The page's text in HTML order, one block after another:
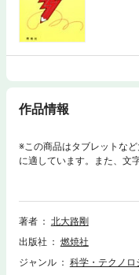
作品情報
※この商品はタブレットな
に適しています。また、文
ト、検索、辞書の参照、引
され『SI単位（国際単位）
ル」や「ニュートン」とい
化の時代にそなえて、SI単
解できるように解説したも
著者
北大路剛
出版社
燃焼社
ジャンル
科学・テクノロ